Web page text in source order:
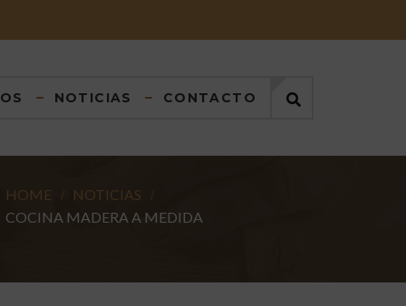
NOTICIAS CONTACTO
HOME
NOTICIAS
COCINA MADERA A MEDIDA